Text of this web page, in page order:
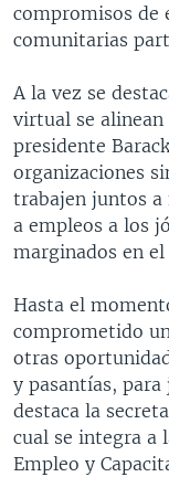
compromisos de
comunitarias
A la vez se
virtual se
presidente
organizaciones
trabajen juntos a
a empleos a los
marginados en el
Hasta el
comprometido
otras
y pasantías,
destaca la
cual se integra a
Empleo y